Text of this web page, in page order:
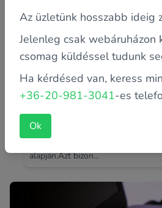
Eltérések egy típuson
Ez a bejegyzés lehet akár általános
alapján.Azt bizon...
Az üzletünk hosszabb ideig
Jelenleg csak webáruházon
csomag küldéssel tudunk
Ha kérdésed van, keress
+36-20-981-3041-es
Ok